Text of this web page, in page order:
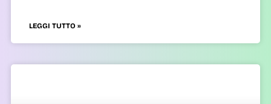
LEGGI TUTTO »